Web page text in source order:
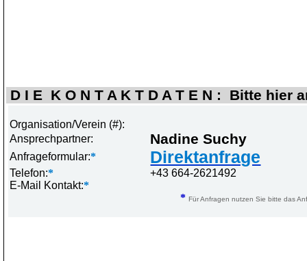
D I E K O N T A K T D A T E N : Bitte hier
Organisation/Verein (#):
Ansprechpartner:
Nadine Suchy
Anfrageformular:* Direktanfrage
Telefon:*
+43 664-2621492
E-Mail Kontakt:*
* Für Anfragen nutzen Sie bitte das